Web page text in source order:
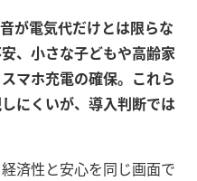
が電気代だけとは限らな
、小さな子どもや高齢家
マホ充電の確保。これら
にくいが、導入判断では
済性と安心を同じ画面で